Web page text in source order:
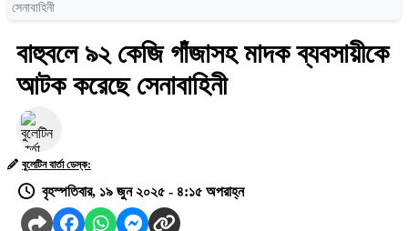
সেনাবাহিনী
বাহুবলে ৯২ কেজি গাঁজাসহ মাদক ব্যবসায়ীকে
আটক করেছে সেনাবাহিনী
বুলেটিন বার্তা ডেস্ক:
বৃহস্পতিবার, ১৯ জুন ২০২৫ - ৪:১৫ অপরাহ্ন